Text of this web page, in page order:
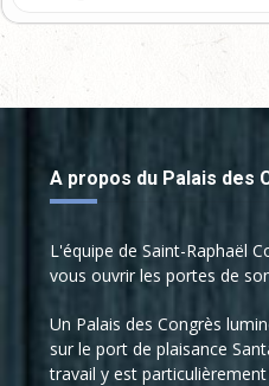
A propos du Palais des
L'équipe de Saint-Raphaël
vous ouvrir les portes de
Un Palais des Congrès
sur le port de plaisance
travail y est particulièrement